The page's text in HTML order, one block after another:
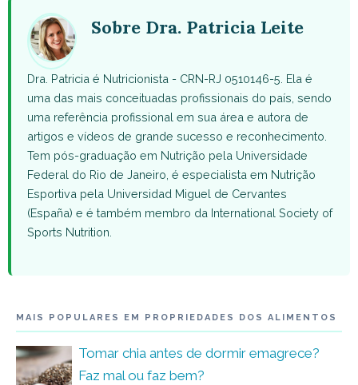
Sobre Dra. Patricia Leite
Dra. Patricia é Nutricionista - CRN-RJ 0510146-5. Ela é
uma das mais conceituadas profissionais do país, sendo
uma referência profissional em sua área e autora de
artigos e vídeos de grande sucesso e reconhecimento.
Tem pós-graduação em Nutrição pela Universidade
Federal do Rio de Janeiro, é especialista em Nutrição
Esportiva pela Universidad Miguel de Cervantes
(España) e é também membro da International Society of
Sports Nutrition.
MAIS POPULARES EM PROPRIEDADES DOS ALIMENTOS
Tomar chia antes de dormir emagrece?
Faz mal ou faz bem?